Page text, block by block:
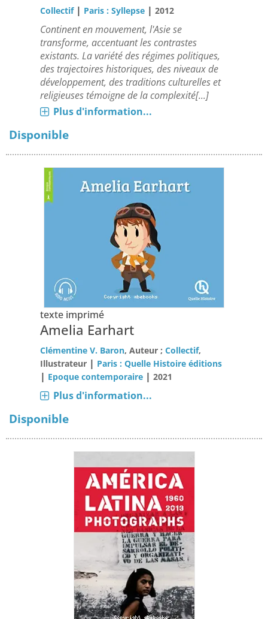
Collectif | Paris : Syllepse |2012
Continent en mouvement, l'Asie se
transforme, accentuant les contrastes
existants. La variété des régimes politiques,
des trajectoires historiques, des niveaux de
développement, des traditions culturelles et
religieuses témoigne de la complexité[...]
Plus d'information...
Disponible
texte imprimé
Amelia Earhart
Clémentine V. Baron, Auteur ;Collectif,
Illustrateur | Paris : Quelle Histoire éditions
| Epoque contemporaire |2021
Plus d'information...
Disponible